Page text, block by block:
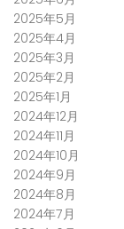
2025年5月
2025年4月
2025年3月
2025年2月
2025年1月
2024年12月
2024年11月
2024年10月
2024年9月
2024年8月
2024年7月